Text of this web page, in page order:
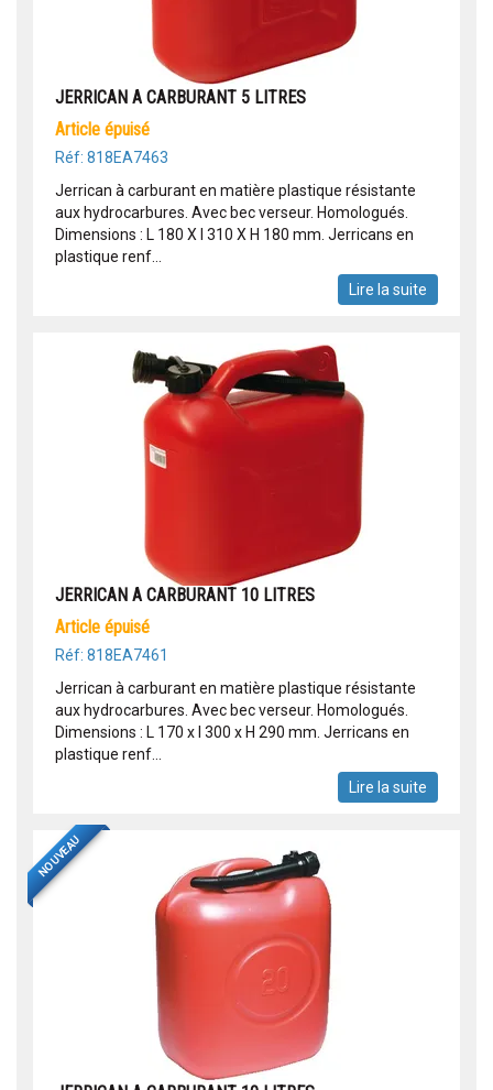
JERRICAN A CARBURANT 5 LITRES
article épuisé
Réf: 818EA7463
Jerrican à carburant en matière plastique résistante
aux hydrocarbures. Avec bec verseur. Homologués.
Dimensions : L 180 X l 310 X H 180 mm. Jerricans en
plastique renf...
Lire la suite
JERRICAN A CARBURANT 10 LITRES
article épuisé
Réf: 818EA7461
Jerrican à carburant en matière plastique résistante
aux hydrocarbures. Avec bec verseur. Homologués.
Dimensions : L 170 x l 300 x H 290 mm. Jerricans en
plastique renf...
Lire la suite
NOUVEAU